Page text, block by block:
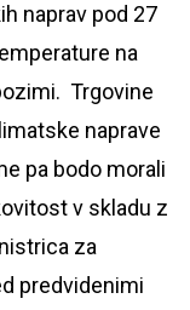
naprav pod 27
na
Trgovine
naprave
pa bodo morali
v skladu z
za
predvidenimi